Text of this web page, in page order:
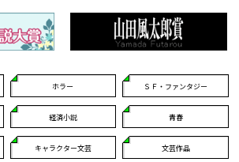
ホラー ＳＦ・ファンタジー
経済小説 青春
キャラクター文芸 文芸作品